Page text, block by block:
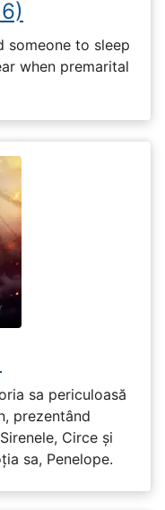
someone to sleep
when premarital
sa periculoasă
prezentând
Circe și
sa, Penelope.